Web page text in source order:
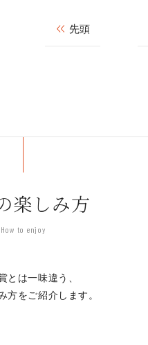
先頭
楽しみ方
How to enjoy
とは一味違う、
方をご紹介します。